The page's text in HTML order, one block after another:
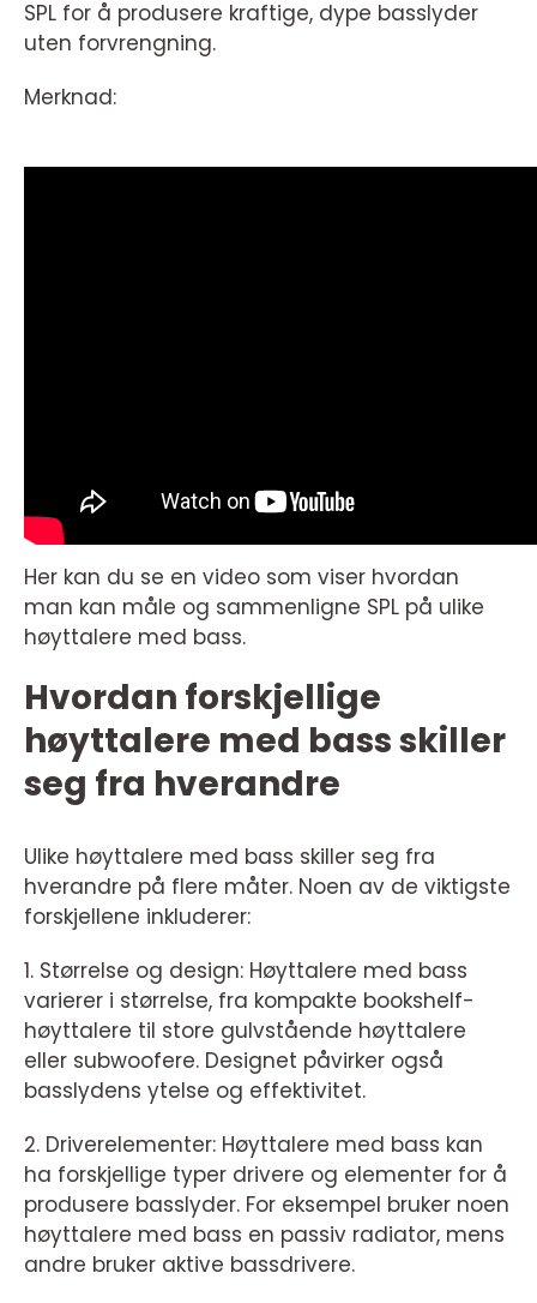
SPL for å produsere kraftige, dype basslyder
uten forvrengning.
Merknad:
Her kan du se en video som viser hvordan
man kan måle og sammenligne SPL på ulike
høyttalere med bass.
Hvordan forskjellige
høyttalere med bass skiller
seg fra hverandre
Ulike høyttalere med bass skiller seg fra
hverandre på flere måter. Noen av de viktigste
forskjellene inkluderer:
1. Størrelse og design: Høyttalere med bass
varierer i størrelse, fra kompakte bookshelf-
høyttalere til store gulvstående høyttalere
eller subwoofere. Designet påvirker også
basslydens ytelse og effektivitet.
2. Driverelementer: Høyttalere med bass kan
ha forskjellige typer drivere og elementer for å
produsere basslyder. For eksempel bruker noen
høyttalere med bass en passiv radiator, mens
andre bruker aktive bassdrivere.